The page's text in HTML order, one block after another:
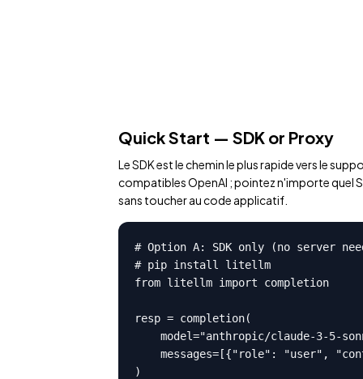
Quick Start — SDK or Proxy
Le SDK est le chemin le plus rapide vers le
compatibles OpenAI ; pointez n'importe quel
sans toucher au code applicatif.
# Option A: SDK only (no server
# pip install litellm
from litellm import completion
resp = completion(
model="anthropic/claude-3-5-
messages=[{"role": "user",
)